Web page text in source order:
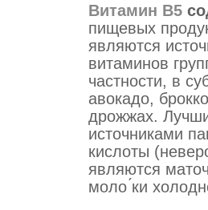
Витамин B5
пищевых
являются
витаминов
частности, в
авокадо,
дрожжах.
источниками
кислоты
являются
моло ́ки